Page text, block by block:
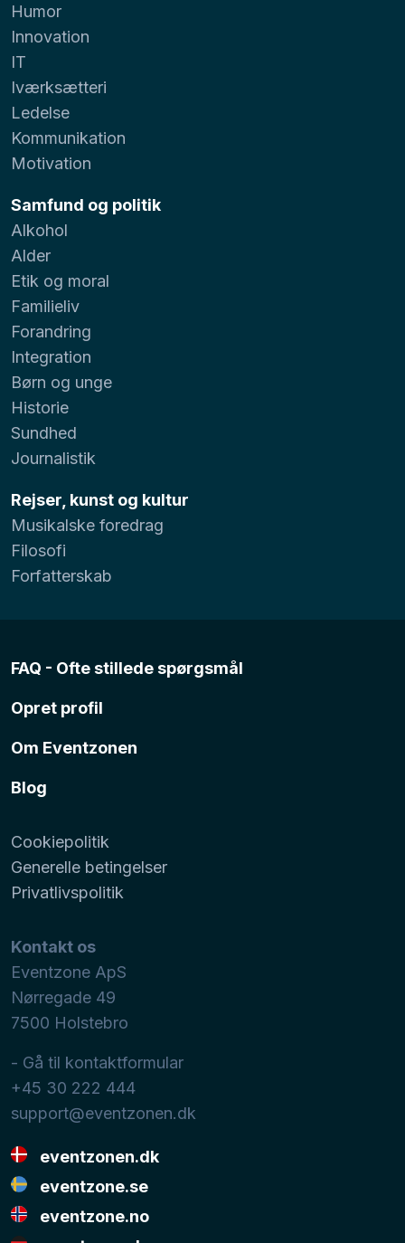
Humor
Innovation
IT
Iværksætteri
Ledelse
Kommunikation
Motivation
Samfund og politik
Alkohol
Alder
Etik og moral
Familieliv
Forandring
Integration
Børn og unge
Historie
Sundhed
Journalistik
Rejser, kunst og kultur
Musikalske foredrag
Filosofi
Forfatterskab
FAQ - Ofte stillede spørgsmål
Opret profil
Om Eventzonen
Blog
Cookiepolitik
Generelle betingelser
Privatlivspolitik
Kontakt os
Eventzone ApS
Nørregade 49
7500 Holstebro
- Gå til kontaktformular
+45 30 222 444
support@eventzonen.dk
eventzonen.dk
eventzone.se
eventzone.no